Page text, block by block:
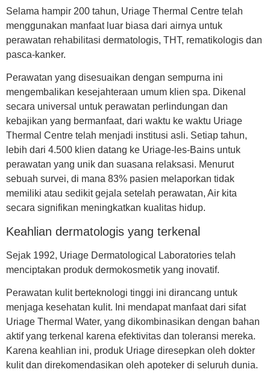
Selama hampir 200 tahun, Uriage Thermal Centre telah
menggunakan manfaat luar biasa dari airnya untuk
perawatan rehabilitasi dermatologis, THT, rematikologis dan
pasca-kanker.
Perawatan yang disesuaikan dengan sempurna ini
mengembalikan kesejahteraan umum klien spa. Dikenal
secara universal untuk perawatan perlindungan dan
kebajikan yang bermanfaat, dari waktu ke waktu Uriage
Thermal Centre telah menjadi institusi asli. Setiap tahun,
lebih dari 4.500 klien datang ke Uriage-les-Bains untuk
perawatan yang unik dan suasana relaksasi. Menurut
sebuah survei, di mana 83% pasien melaporkan tidak
memiliki atau sedikit gejala setelah perawatan, Air kita
secara signifikan meningkatkan kualitas hidup.
Keahlian dermatologis yang terkenal
Sejak 1992, Uriage Dermatological Laboratories telah
menciptakan produk dermokosmetik yang inovatif.
Perawatan kulit berteknologi tinggi ini dirancang untuk
menjaga kesehatan kulit. Ini mendapat manfaat dari sifat
Uriage Thermal Water, yang dikombinasikan dengan bahan
aktif yang terkenal karena efektivitas dan toleransi mereka.
Karena keahlian ini, produk Uriage diresepkan oleh dokter
kulit dan direkomendasikan oleh apoteker di seluruh dunia.